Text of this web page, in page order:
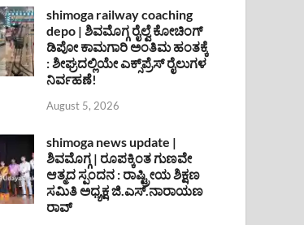
shimoga railway coaching
depo | ಶಿವಮೊಗ್ಗ ರೈಲ್ವೆ ಕೋಚಿಂಗ್
ಡಿಪೋ ಕಾಮಗಾರಿ ಅಂತಿಮ ಹಂತಕ್ಕೆ
: ಶೀಘ್ರದಲ್ಲಿಯೇ ಎಕ್ಸ್‌ಪ್ರೆಸ್ ರೈಲುಗಳ
ನಿರ್ವಹಣೆ!
August 5, 2026
shimoga news update |
ಶಿವಮೊಗ್ಗ | ರೂಪಕ್ಕಿಂತ ಗುಣವೇ
ಆತ್ಮದ ಸ್ಪಂದನ : ರಾಷ್ಟ್ರೀಯ ಶಿಕ್ಷಣ
ಸಮಿತಿ ಅಧ್ಯಕ್ಷ ಜಿ.ಎಸ್.ನಾರಾಯಣ
ರಾವ್